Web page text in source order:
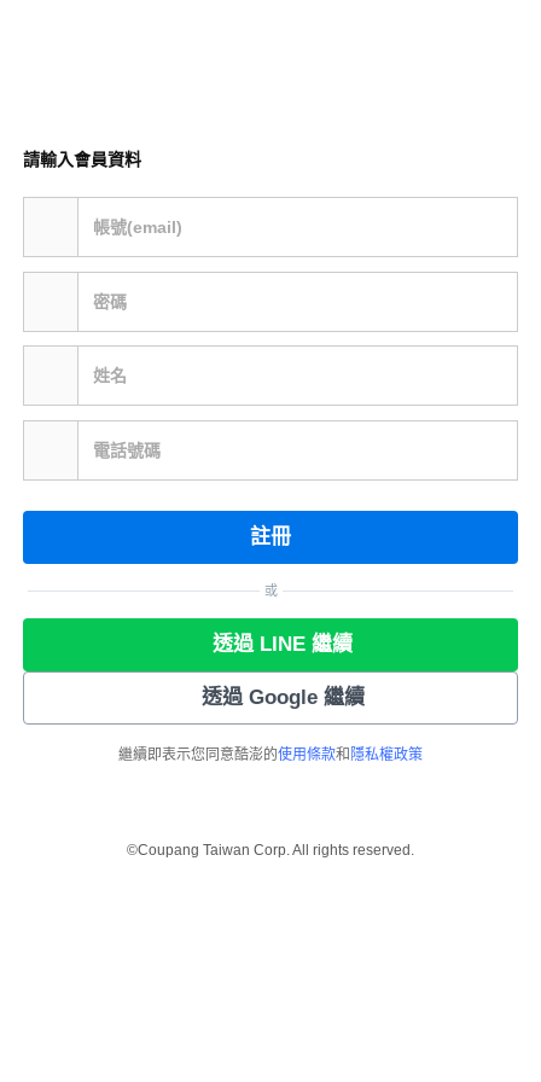
請輸入會員資料
帳號(email)
密碼
姓名
電話號碼
註冊
或
透過 LINE 繼續
透過 Google 繼續
繼續即表示您同意酷澎的使用條款和 隱私權政策
©Coupang Taiwan Corp. All rights reserved.